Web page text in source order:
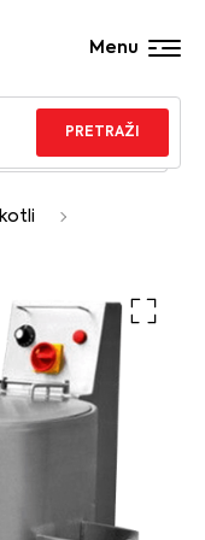
PRETRAŽI
Menu
kotli